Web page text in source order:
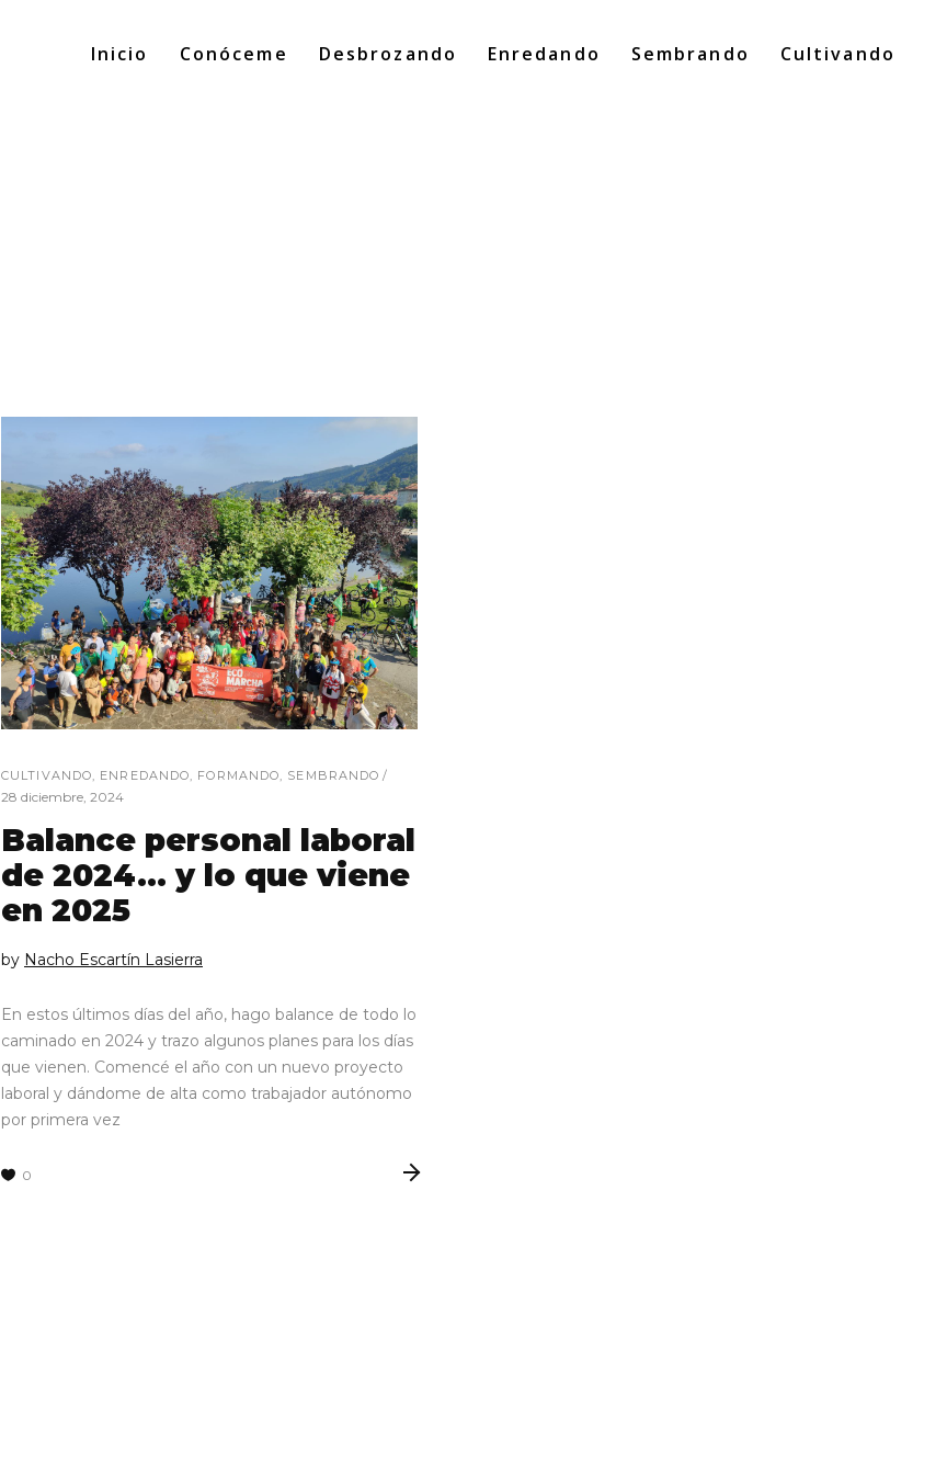
Inicio Conóceme Desbrozando Enredando Sembrando Cultivando
CULTIVANDO, ENREDANDO, FORMANDO, SEMBRANDO
28 diciembre, 2024
Balance personal laboral
de 2024… y lo que viene
en 2025
by Nacho Escartín Lasierra
En estos últimos días del año, hago balance de todo lo
caminado en 2024 y trazo algunos planes para los días
que vienen. Comencé el año con un nuevo proyecto
laboral y dándome de alta como trabajador autónomo
por primera vez
0